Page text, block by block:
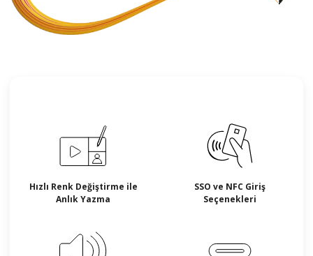
Hızlı Renk Değiştirme ile
Anlık Yazma
SSO ve NFC Giriş
Seçenekleri